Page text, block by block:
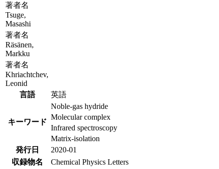
著者名
Tsuge,
Masashi
著者名
Räsänen,
Markku
著者名
Khriachtchev,
Leonid
言語
英語
キーワード
Noble-gas hydride
Molecular complex
Infrared spectroscopy
Matrix-isolation
発行日
2020-01
収録物名
Chemical Physics Letters